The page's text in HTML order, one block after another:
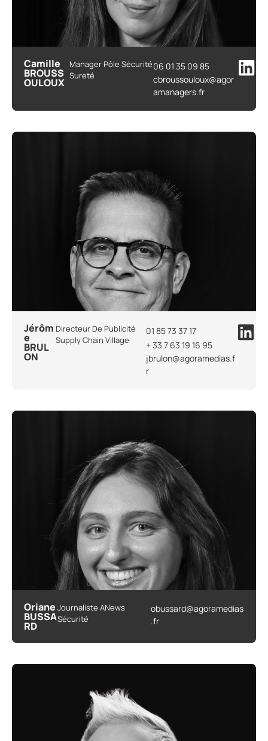
Camille
BROUSS
OULOUX
Manager Pôle Sécurité
Sureté
06 01 35 09 85
cbroussouloux@agor
amanagers.fr
Jérôm
e
BRUL
ON
Directeur De Publicité
Supply Chain Village
01 85 73 37 17
+ 33 7 63 19 16 95
jbrulon@agoramedias.f
r
Oriane
BUSSA
RD
Journaliste ANews
Sécurité
obussard@agoramedias
.fr